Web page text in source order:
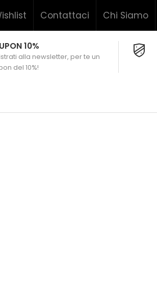
Contattaci Chi Siamo
10%
alla newsletter, per te un
del 10%!